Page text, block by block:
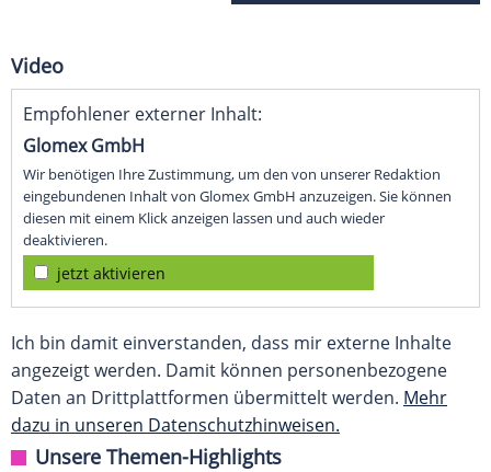
Video
Empfohlener externer Inhalt:
Glomex GmbH
Wir benötigen Ihre Zustimmung, um den von unserer Redaktion
eingebundenen Inhalt von Glomex GmbH anzuzeigen. Sie können
diesen mit einem Klick anzeigen lassen und auch wieder
deaktivieren.
jetzt aktivieren
Ich bin damit einverstanden, dass mir externe Inhalte
angezeigt werden. Damit können personenbezogene
Daten an Drittplattformen übermittelt werden. Mehr
dazu in unseren Datenschutzhinweisen.
Unsere Themen-Highlights